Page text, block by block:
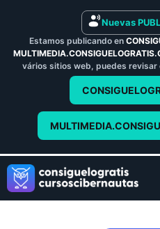
Nuevas
Estamos publicando en
vários sitios web, puedes revisar